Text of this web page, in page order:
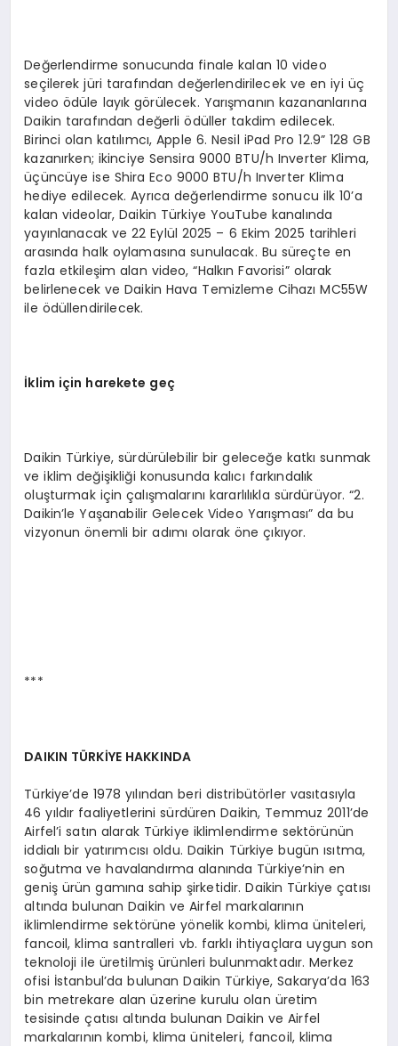
Değerlendirme sonucunda finale kalan 10 video
seçilerek jüri tarafından değerlendirilecek ve en iyi üç
video ödüle layık görülecek. Yarışmanın kazananlarına
Daikin tarafından değerli ödüller takdim edilecek.
Birinci olan katılımcı, Apple 6. Nesil iPad Pro 12.9” 128 GB
kazanırken; ikinciye Sensira 9000 BTU/h Inverter Klima,
üçüncüye ise Shira Eco 9000 BTU/h Inverter Klima
hediye edilecek. Ayrıca değerlendirme sonucu ilk 10’a
kalan videolar, Daikin Türkiye YouTube kanalında
yayınlanacak ve 22 Eylül 2025 – 6 Ekim 2025 tarihleri
arasında halk oylamasına sunulacak. Bu süreçte en
fazla etkileşim alan video, “Halkın Favorisi” olarak
belirlenecek ve Daikin Hava Temizleme Cihazı MC55W
ile ödüllendirilecek.
İklim için harekete geç
Daikin Türkiye, sürdürülebilir bir geleceğe katkı sunmak
ve iklim değişikliği konusunda kalıcı farkındalık
oluşturmak için çalışmalarını kararlılıkla sürdürüyor. “2.
Daikin’le Yaşanabilir Gelecek Video Yarışması” da bu
vizyonun önemli bir adımı olarak öne çıkıyor.
***
DAIKIN TÜRKİYE HAKKINDA
Türkiye’de 1978 yılından beri distribütörler vasıtasıyla
46 yıldır faaliyetlerini sürdüren Daikin, Temmuz 2011’de
Airfel’i satın alarak Türkiye iklimlendirme sektörünün
iddialı bir yatırımcısı oldu. Daikin Türkiye bugün ısıtma,
soğutma ve havalandırma alanında Türkiye’nin en
geniş ürün gamına sahip şirketidir. Daikin Türkiye çatısı
altında bulunan Daikin ve Airfel markalarının
iklimlendirme sektörüne yönelik kombi, klima üniteleri,
fancoil, klima santralleri vb. farklı ihtiyaçlara uygun son
teknoloji ile üretilmiş ürünleri bulunmaktadır. Merkez
ofisi İstanbul’da bulunan Daikin Türkiye, Sakarya’da 163
bin metrekare alan üzerine kurulu olan üretim
tesisinde çatısı altında bulunan Daikin ve Airfel
markalarının kombi, klima üniteleri, fancoil, klima